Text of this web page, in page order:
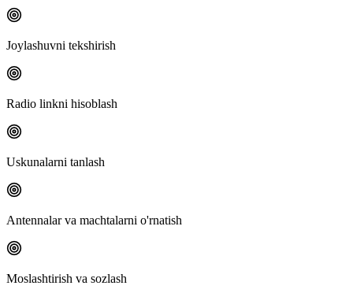
Joylashuvni tekshirish
Radio linkni hisoblash
Uskunalarni tanlash
Antennalar va machtalarni o'rnatish
Moslashtirish va sozlash